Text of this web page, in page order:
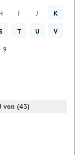
I J K
T U V
9
von (43)